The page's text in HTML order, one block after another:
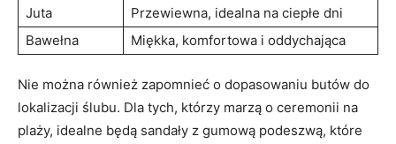
Juta
Przewiewna, idealna na ciepłe dni
Bawełna
Miękka, komfortowa i oddychająca
Nie można również zapomnieć o dopasowaniu butów do
lokalizacji ślubu. Dla tych, którzy marzą o ceremonii na
plaży, idealne będą sandały z gumową podeszwą, które